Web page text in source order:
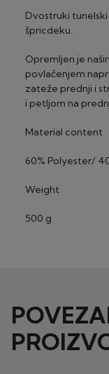
Dvostruki
špricdeku.
Opremljen je
povlačenjem
zateže prednji i
i petljom na
Material content
60% Polyester/
Weight
500 g